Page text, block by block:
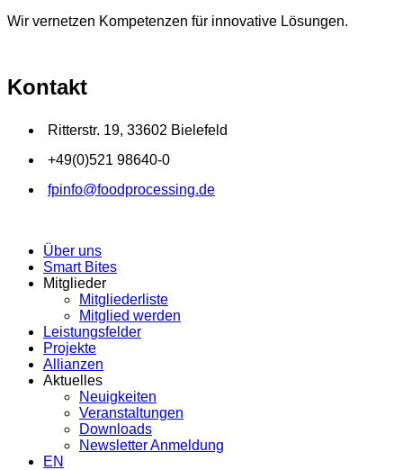
Wir vernetzen Kompetenzen für innovative Lösungen.
Kontakt
Ritterstr. 19, 33602 Bielefeld
+49(0)521 98640-0
fpinfo@foodprocessing.de
Über uns
Smart Bites
Mitglieder
Mitgliederliste
Mitglied werden
Leistungsfelder
Projekte
Allianzen
Aktuelles
Neuigkeiten
Veranstaltungen
Downloads
Newsletter Anmeldung
EN